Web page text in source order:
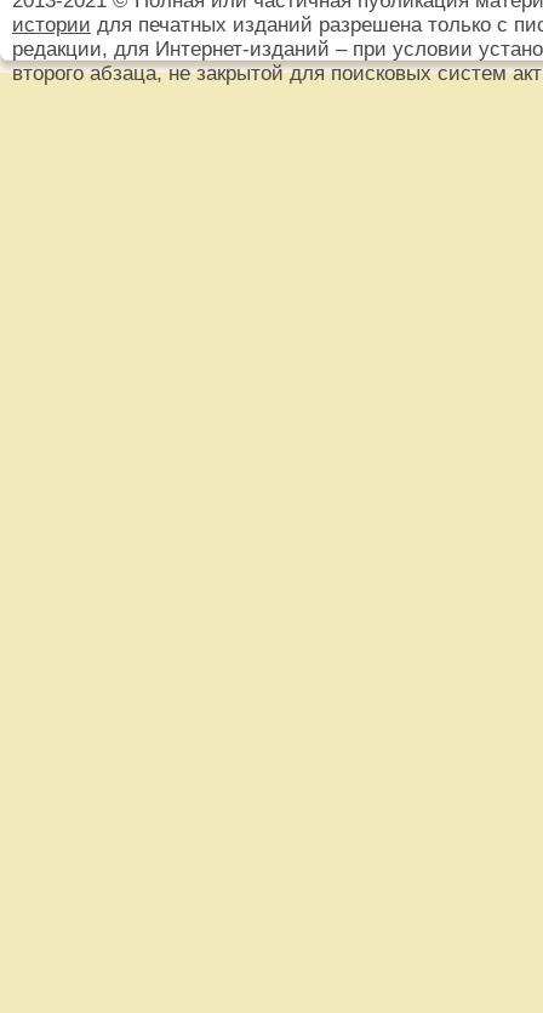
истории для печатных изданий разрешена только с
редакции, для Интернет-изданий – при условии
второго абзаца, не закрытой для поисковых систем